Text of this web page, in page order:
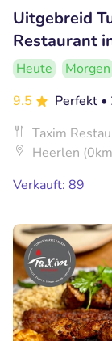
Uitgebreid
Restaurant
Heute
Morgen
9.5
Perfekt •
Taxim
Heerlen
Verkauft: 89